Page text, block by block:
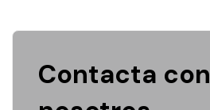
Contacta con